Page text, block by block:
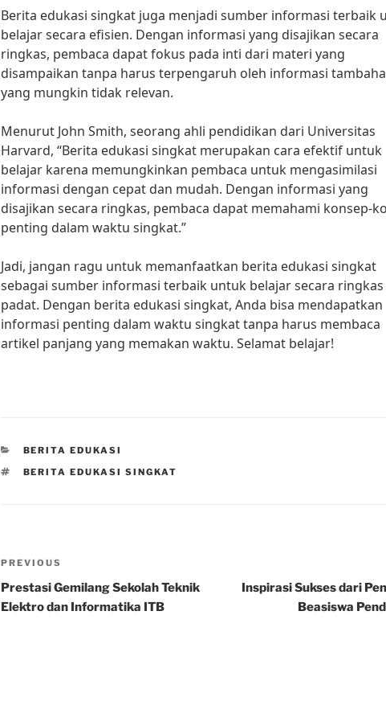
Berita edukasi singkat juga menjadi sumber informasi terbaik
belajar secara efisien. Dengan informasi yang disajikan secara
ringkas, pembaca dapat fokus pada inti dari materi yang
disampaikan tanpa harus terpengaruh oleh informasi
yang mungkin tidak relevan.
Menurut John Smith, seorang ahli pendidikan dari Universitas
Harvard, “Berita edukasi singkat merupakan cara efektif untuk
belajar karena memungkinkan pembaca untuk mengasimilasi
informasi dengan cepat dan mudah. Dengan informasi yang
disajikan secara ringkas, pembaca dapat memahami konsep-
penting dalam waktu singkat.”
Jadi, jangan ragu untuk memanfaatkan berita edukasi singkat
sebagai sumber informasi terbaik untuk belajar secara ringkas
padat. Dengan berita edukasi singkat, Anda bisa mendapatkan
informasi penting dalam waktu singkat tanpa harus membaca
artikel panjang yang memakan waktu. Selamat belajar!
CATEGORIES
BERITA EDUKASI
TAGS
BERITA EDUKASI SINGKAT
Post
navigation
Previous
Post
PREVIOUS
Prestasi Gemilang Sekolah Teknik
Elektro dan Informatika ITB
Inspirasi Sukses dari
Beasiswa